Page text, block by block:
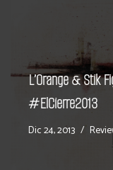
L’Orange & Stik
#ElCierre2013
Dic 24, 2013